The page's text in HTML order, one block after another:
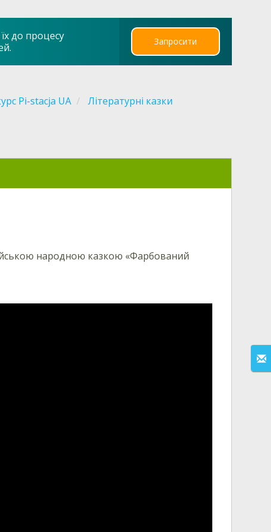
до процесу
Запросити
Pi-stacja UA Літературні казки
народною казкою «Фарбований